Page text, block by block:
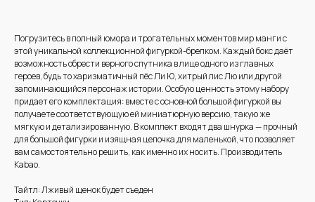
Погрузитесь в полный юмора и трогательных моментов мир манги с
этой уникальной коллекционной фигуркой-брелком. Каждый бокс даёт
возможность обрести верного спутника в лице одного из главных
героев, будь то харизматичный пёс Ли Ю, хитрый лис Лю или другой
запоминающийся персонаж истории. Особую ценность этому набору
придает его комплектация: вместе с основной большой фигуркой вы
получаете соответствующую ей миниатюрную версию, такую же
мягкую и детализированную. В комплект входят два шнурка — прочный
для большой фигурки и изящная цепочка для маленькой, что позволяет
вам самостоятельно решить, как именно их носить. Производитель
Kabao.
Тайтл: Лживый щенок будет съеден